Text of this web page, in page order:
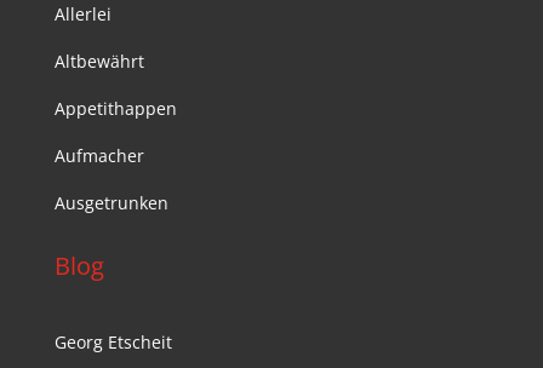
Allerlei
Altbewährt
Appetithappen
Aufmacher
Ausgetrunken
Blog
Georg Etscheit